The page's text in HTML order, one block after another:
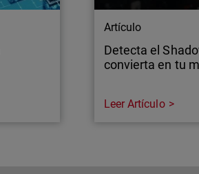
Artículo
Detecta el
convierta en tu
Leer Artículo